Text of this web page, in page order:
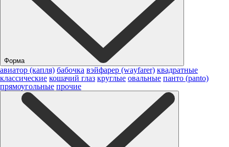
Форма
авиатор (капля) бабочка вэйфарер (wayfarer) квадратные
классические кошачий глаз круглые овальные панто (panto)
прямоугольные прочие